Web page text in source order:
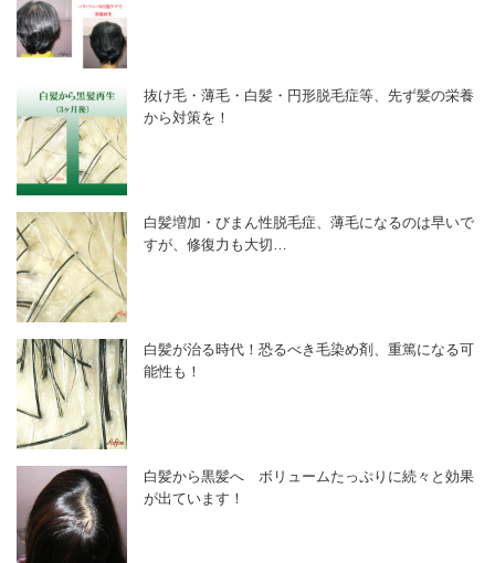
抜け毛・薄毛・白髪・円形脱毛症等、先ず髪の栄養
から対策を！
白髪増加・びまん性脱毛症、薄毛になるのは早いで
すが、修復力も大切…
白髪が治る時代！恐るべき毛染め剤、重篤になる可
能性も！
白髪から黒髪へ ボリュームたっぷりに続々と効果
が出ています！